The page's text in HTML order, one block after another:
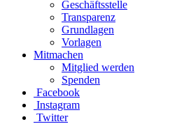
Geschäftsstelle
Transparenz
Grundlagen
Vorlagen
Mitmachen
Mitglied werden
Spenden
Facebook
Instagram
Twitter